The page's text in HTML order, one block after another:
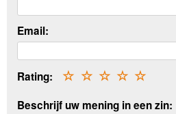
Email:
Rating: ☆
☆
☆
☆
☆
Beschrijf uw mening in een zin: